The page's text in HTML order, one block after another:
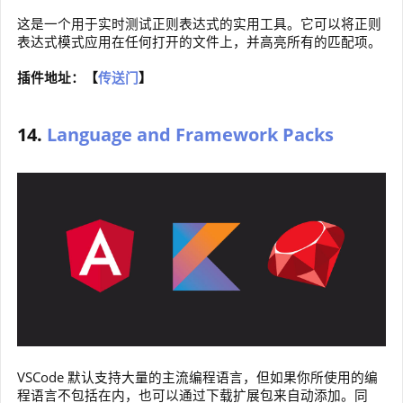
这是一个用于实时测试正则表达式的实用工具。它可以将正则
表达式模式应用在任何打开的文件上，并高亮所有的匹配项。
插件地址：【传送门】
14. Language and Framework Packs
VSCode 默认支持大量的主流编程语言，但如果你所使用的编
程语言不包括在内，也可以通过下载扩展包来自动添加。同